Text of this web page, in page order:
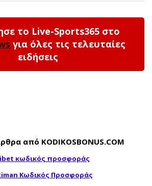
το Live-Sports365 στο
για όλες τις τελευταίες
ειδήσεις
από KODIKOSBONUS.COM
κωδικός προσφοράς
Κωδικός Προσφοράς